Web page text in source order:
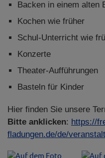
Backen in einem alten
Kochen wie früher
Schul-Unterricht wie
Konzerte
Theater-Aufführungen
Basteln für Kinder
Hier finden Sie unsere
Bitte anklicken: https://
fladungen.de/de/